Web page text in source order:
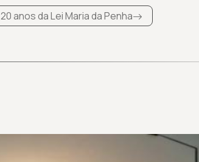
20 anos da Lei Maria da Penha